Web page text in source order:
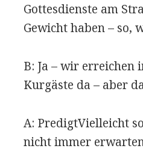
Gottesdienste am
Gewicht haben – so,
B: Ja – wir erreichen
Kurgäste da – aber
A: PredigtVielleicht
nicht immer